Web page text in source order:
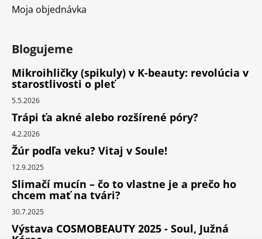
Moja objednávka
Blogujeme
Mikroihličky (spikuly) v K-beauty: revolúcia v
starostlivosti o pleť
5.5.2026
Trápi ťa akné alebo rozšírené póry?
4.2.2026
Žúr podľa veku? Vitaj v Soule!
12.9.2025
Slimačí mucín – čo to vlastne je a prečo ho
chcem mať na tvári?
30.7.2025
Výstava COSMOBEAUTY 2025 - Soul, Južná